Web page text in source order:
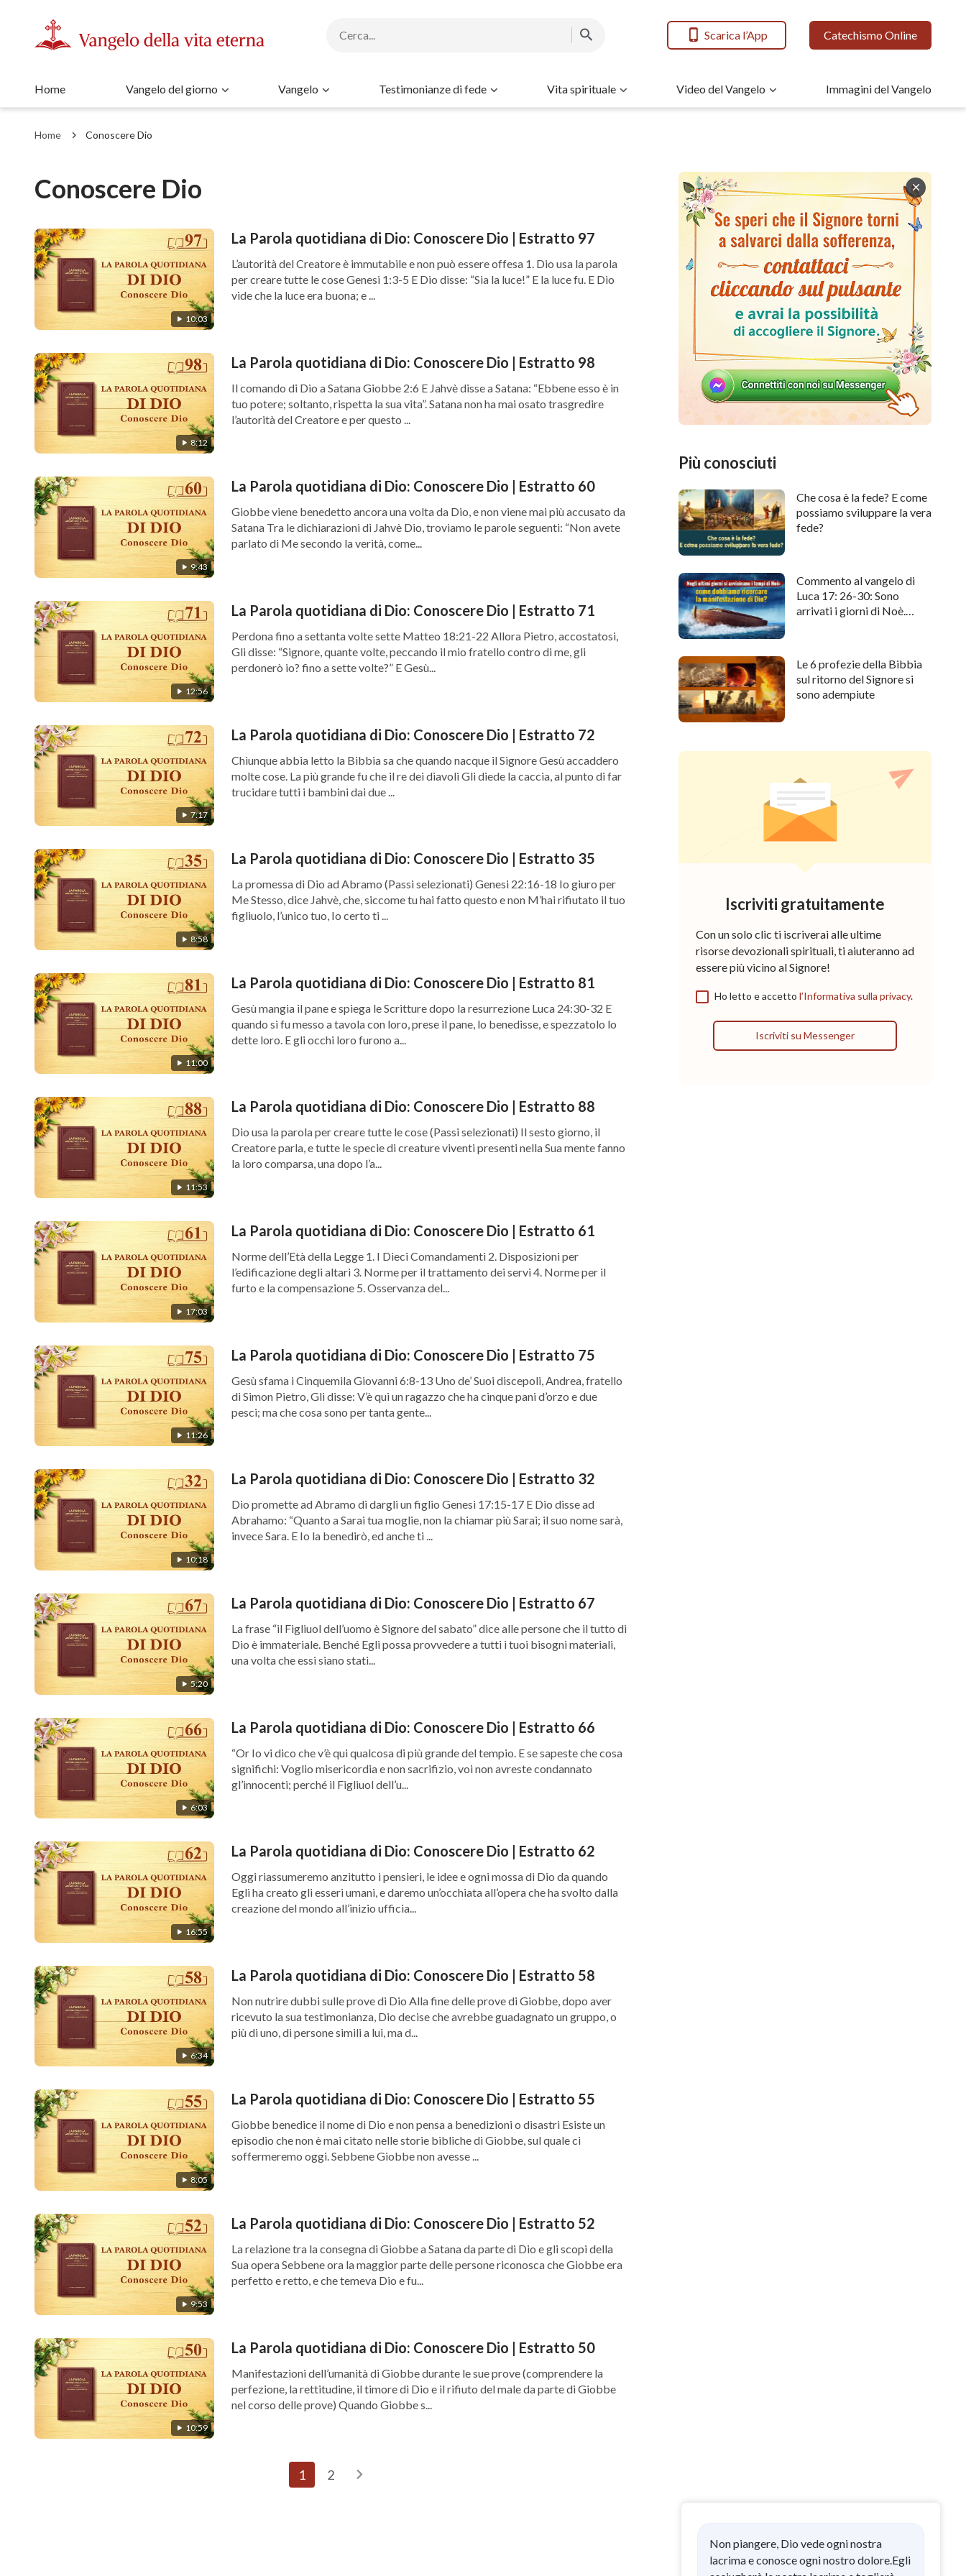
Scarica l’App Catechismo Online
Home Vangelo del giorno Vangelo Testimonianze di fede Vita spirituale Video del Vangelo Immagini del Vangelo
Home Conoscere Dio
Conoscere Dio
10:03
La Parola quotidiana di Dio: Conoscere Dio | Estratto 97
L’autorità del Creatore è immutabile e non può essere offesa 1. Dio usa la parola
per creare tutte le cose Genesi 1:3-5 E Dio disse: “Sia la luce!” E la luce fu. E Dio
vide che la luce era buona; e ...
8:12
La Parola quotidiana di Dio: Conoscere Dio | Estratto 98
Il comando di Dio a Satana Giobbe 2:6 E Jahvè disse a Satana: “Ebbene esso è in
tuo potere; soltanto, rispetta la sua vita”. Satana non ha mai osato trasgredire
l’autorità del Creatore e per questo ...
9:43
La Parola quotidiana di Dio: Conoscere Dio | Estratto 60
Giobbe viene benedetto ancora una volta da Dio, e non viene mai più accusato da
Satana Tra le dichiarazioni di Jahvè Dio, troviamo le parole seguenti: “Non avete
parlato di Me secondo la verità, come...
12:56
La Parola quotidiana di Dio: Conoscere Dio | Estratto 71
Perdona fino a settanta volte sette Matteo 18:21-22 Allora Pietro, accostatosi,
Gli disse: “Signore, quante volte, peccando il mio fratello contro di me, gli
perdonerò io? fino a sette volte?” E Gesù...
7:17
La Parola quotidiana di Dio: Conoscere Dio | Estratto 72
Chiunque abbia letto la Bibbia sa che quando nacque il Signore Gesù accaddero
molte cose. La più grande fu che il re dei diavoli Gli diede la caccia, al punto di far
trucidare tutti i bambini dai due ...
8:58
La Parola quotidiana di Dio: Conoscere Dio | Estratto 35
La promessa di Dio ad Abramo (Passi selezionati) Genesi 22:16-18 Io giuro per
Me Stesso, dice Jahvè, che, siccome tu hai fatto questo e non M’hai rifiutato il tuo
figliuolo, l’unico tuo, Io certo ti ...
11:00
La Parola quotidiana di Dio: Conoscere Dio | Estratto 81
Gesù mangia il pane e spiega le Scritture dopo la resurrezione Luca 24:30-32 E
quando si fu messo a tavola con loro, prese il pane, lo benedisse, e spezzatolo lo
dette loro. E gli occhi loro furono a...
11:53
La Parola quotidiana di Dio: Conoscere Dio | Estratto 88
Dio usa la parola per creare tutte le cose (Passi selezionati) Il sesto giorno, il
Creatore parla, e tutte le specie di creature viventi presenti nella Sua mente fanno
la loro comparsa, una dopo l’a...
17:03
La Parola quotidiana di Dio: Conoscere Dio | Estratto 61
Norme dell’Età della Legge 1. I Dieci Comandamenti 2. Disposizioni per
l’edificazione degli altari 3. Norme per il trattamento dei servi 4. Norme per il
furto e la compensazione 5. Osservanza del...
11:26
La Parola quotidiana di Dio: Conoscere Dio | Estratto 75
Gesù sfama i Cinquemila Giovanni 6:8-13 Uno de’ Suoi discepoli, Andrea, fratello
di Simon Pietro, Gli disse: V’è qui un ragazzo che ha cinque pani d’orzo e due
pesci; ma che cosa sono per tanta gente...
10:18
La Parola quotidiana di Dio: Conoscere Dio | Estratto 32
Dio promette ad Abramo di dargli un figlio Genesi 17:15-17 E Dio disse ad
Abrahamo: “Quanto a Sarai tua moglie, non la chiamar più Sarai; il suo nome sarà,
invece Sara. E Io la benedirò, ed anche ti ...
5:20
La Parola quotidiana di Dio: Conoscere Dio | Estratto 67
La frase “il Figliuol dell’uomo è Signore del sabato” dice alle persone che il tutto di
Dio è immateriale. Benché Egli possa provvedere a tutti i tuoi bisogni materiali,
una volta che essi siano stati...
6:03
La Parola quotidiana di Dio: Conoscere Dio | Estratto 66
“Or Io vi dico che v’è qui qualcosa di più grande del tempio. E se sapeste che cosa
significhi: Voglio misericordia e non sacrifizio, voi non avreste condannato
gl’innocenti; perché il Figliuol dell’u...
16:55
La Parola quotidiana di Dio: Conoscere Dio | Estratto 62
Oggi riassumeremo anzitutto i pensieri, le idee e ogni mossa di Dio da quando
Egli ha creato gli esseri umani, e daremo un’occhiata all’opera che ha svolto dalla
creazione del mondo all’inizio ufficia...
6:34
La Parola quotidiana di Dio: Conoscere Dio | Estratto 58
Non nutrire dubbi sulle prove di Dio Alla fine delle prove di Giobbe, dopo aver
ricevuto la sua testimonianza, Dio decise che avrebbe guadagnato un gruppo, o
più di uno, di persone simili a lui, ma d...
8:05
La Parola quotidiana di Dio: Conoscere Dio | Estratto 55
Giobbe benedice il nome di Dio e non pensa a benedizioni o disastri Esiste un
episodio che non è mai citato nelle storie bibliche di Giobbe, sul quale ci
soffermeremo oggi. Sebbene Giobbe non avesse ...
9:53
La Parola quotidiana di Dio: Conoscere Dio | Estratto 52
La relazione tra la consegna di Giobbe a Satana da parte di Dio e gli scopi della
Sua opera Sebbene ora la maggior parte delle persone riconosca che Giobbe era
perfetto e retto, e che temeva Dio e fu...
10:59
La Parola quotidiana di Dio: Conoscere Dio | Estratto 50
Manifestazioni dell’umanità di Giobbe durante le sue prove (comprendere la
perfezione, la rettitudine, il timore di Dio e il rifiuto del male da parte di Giobbe
nel corso delle prove) Quando Giobbe s...
1 2
Più conosciuti
Che cosa è la fede? E come
possiamo sviluppare la vera
fede?
Commento al vangelo di
Luca 17: 26-30: Sono
arrivati i giorni di Noè.
Le 6 profezie della Bibbia
sul ritorno del Signore si
sono adempiute
Iscriviti gratuitamente
Con un solo clic ti iscriverai alle ultime
risorse devozionali spirituali, ti aiuteranno ad
essere più vicino al Signore!
Ho letto e accetto l’Informativa sulla privacy.
Iscriviti su Messenger
Non piangere, Dio vede ogni nostra
lacrima e conosce ogni nostro dolore.Egli